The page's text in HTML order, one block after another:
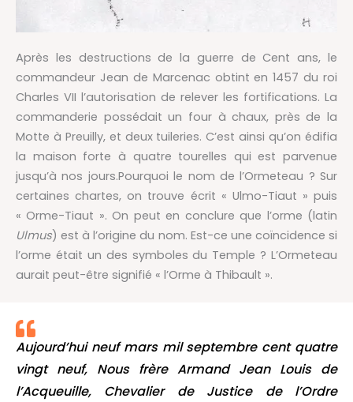
Après les destructions de la guerre de Cent ans, le
commandeur Jean de Marcenac obtint en 1457 du roi
Charles VII l’autorisation de relever les fortifications. La
commanderie possédait un four à chaux, près de la
Motte à Preuilly, et deux tuileries. C’est ainsi qu’on édifia
la maison forte à quatre tourelles qui est parvenue
jusqu’à nos jours.Pourquoi le nom de l’Ormeteau ? Sur
certaines chartes, on trouve écrit « Ulmo-Tiaut » puis
« Orme-Tiaut ». On peut en conclure que l’orme (latin
Ulmus) est à l’origine du nom. Est-ce une coïncidence si
l’orme était un des symboles du Temple ? L’Ormeteau
aurait peut-être signifié « l’Orme à Thibault ».
Aujourd’hui neuf mars mil septembre cent quatre
vingt neuf, Nous frère Armand Jean Louis de
l’Acqueuille, Chevalier de Justice de l’Ordre